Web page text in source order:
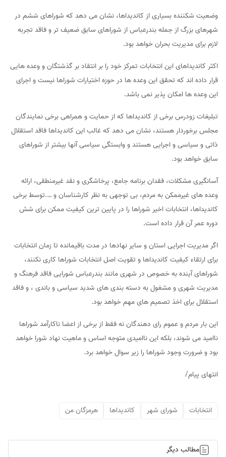
وضعیت شکننده بسیاری از کاندیداها، نشان می دهد که شوراهای ششم در
شهرهای بزرگ از جمله بندرعباس از شوراهای سابق ضعیف تر و فاقد تجربه
لازم برای مدیریت بحران خواهد بود.
اکثر کاندیداهای این انتخابات تمرکز خود را بر انتقاد بر گذشتگان و وعده هایی
قرار داده اند که تحقق این وعده ها در حوزه اختیارات شوراها نیست و اجرای
این وعده ها امکان پذیر نمی باشد.
تبلیغات زودرس برخی از کاندیداها که از حمایت و همراهی برخی نمایندگان
مجلس برخوردار هستند، نشان می دهد که غالب این کاندیداها فاقد استقلال
ذاتی و سیاسی و اجرایی هستند و وابستگی سیاسی آنها بیشتر از شوراهای
سابق خواهد بود.
آسانگیری مشکلات، فقدان برنامه جامع، پرخاشگری و نقد غیرمنطقی، ارائه
وعده های غیرممکن به مردم، بی توجهی به نظر کارشناسان و ….توسط برخی
کاندیداها، انتخابات اخیر شوراها را در پایین ترین کیفیت ممکن برای شش
دوره عمر آن قرار داده است.
اگر مدیریت اجرایی استان و سایر نهادها در مدت باقیمانده تا زمان انتخابات
برای ارتقاء کیفیت کاندیداها و تقویت اصل انتخابات شوراها کاری نکنند،
شوراهای آینده به خصوص در شهری مانند بندرعباس شورایی فاقد فرهنگ و
مدیریت شهری و مشغول به دسته بندی های شدید سیاسی و باندی ، و فاقد
استقلال برای اخذ تصمیم های مهم خواهد بود.
این بار مردم و عموم رای دهندگان نه فقط از برخی از اعضا ناکارآمد شوراها
ناامید می شوند، بلکه این ناامیدی متوجه اساس و ماهیت نهاد شورا خواهد
بود و ضرورت وجود شوراها را زیر سوال خواهد برد.
انتهای پیام/
انتخابات شورای شهر کاندیداها هرمزگان من
مطالب دیگر